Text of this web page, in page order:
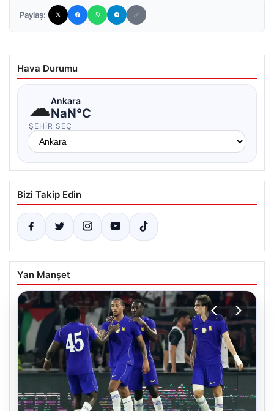
Paylaş:
Hava Durumu
☁Ankara
NaN°C
ŞEHIR SEÇ
Bizi Takip Edin
Yan Manşet